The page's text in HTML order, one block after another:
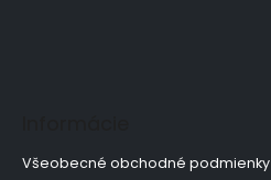
Všeobecné obchodné podmienky